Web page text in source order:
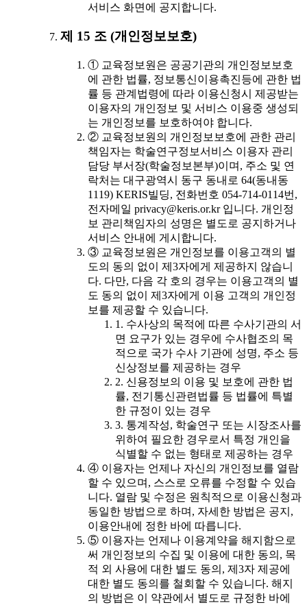
서비스 화면에 공지합니다.
제 15 조 (개인정보보호)
① 교육정보원은 공공기관의 개인정보보호
에 관한 법률, 정보통신이용촉진등에 관한 법
률 등 관계법령에 따라 이용신청시 제공받는
이용자의 개인정보 및 서비스 이용중 생성되
는 개인정보를 보호하여야 합니다.
② 교육정보원의 개인정보보호에 관한 관리
책임자는 학술연구정보서비스 이용자 관리
담당 부서장(학술정보본부)이며, 주소 및 연
락처는 대구광역시 동구 동내로 64(동내동
1119) KERIS빌딩, 전화번호 054-714-0114번,
전자메일 privacy@keris.or.kr 입니다. 개인정
보 관리책임자의 성명은 별도로 공지하거나
서비스 안내에 게시합니다.
③ 교육정보원은 개인정보를 이용고객의 별
도의 동의 없이 제3자에게 제공하지 않습니
다. 다만, 다음 각 호의 경우는 이용고객의 별
도 동의 없이 제3자에게 이용 고객의 개인정
보를 제공할 수 있습니다.
1. 수사상의 목적에 따른 수사기관의 서
면 요구가 있는 경우에 수사협조의 목
적으로 국가 수사 기관에 성명, 주소 등
신상정보를 제공하는 경우
2. 신용정보의 이용 및 보호에 관한 법
률, 전기통신관련법률 등 법률에 특별
한 규정이 있는 경우
3. 통계작성, 학술연구 또는 시장조사를
위하여 필요한 경우로서 특정 개인을
식별할 수 없는 형태로 제공하는 경우
④ 이용자는 언제나 자신의 개인정보를 열람
할 수 있으며, 스스로 오류를 수정할 수 있습
니다. 열람 및 수정은 원칙적으로 이용신청과
동일한 방법으로 하며, 자세한 방법은 공지,
이용안내에 정한 바에 따릅니다.
⑤ 이용자는 언제나 이용계약을 해지함으로
써 개인정보의 수집 및 이용에 대한 동의, 목
적 외 사용에 대한 별도 동의, 제3자 제공에
대한 별도 동의를 철회할 수 있습니다. 해지
의 방법은 이 약관에서 별도로 규정한 바에